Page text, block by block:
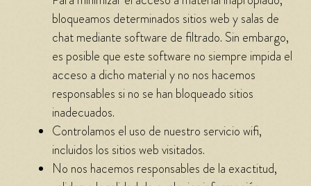
bloqueamos determinados sitios web y salas de
chat mediante software de filtrado. Sin embargo,
es posible que este software no siempre impida el
acceso a dicho material y no nos hacemos
responsables si no se han bloqueado sitios
inadecuados.
Controlamos el uso de nuestro servicio wifi,
incluidos los sitios web visitados.
No nos hacemos responsables de la exactitud,